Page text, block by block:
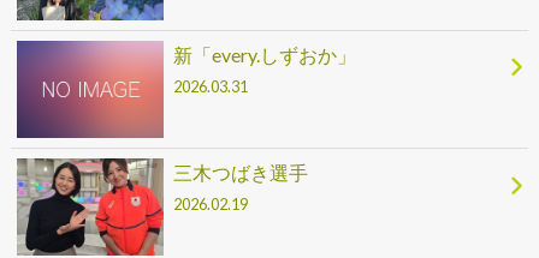
新「every.しずおか」
2026.03.31
三木つばき選手
2026.02.19